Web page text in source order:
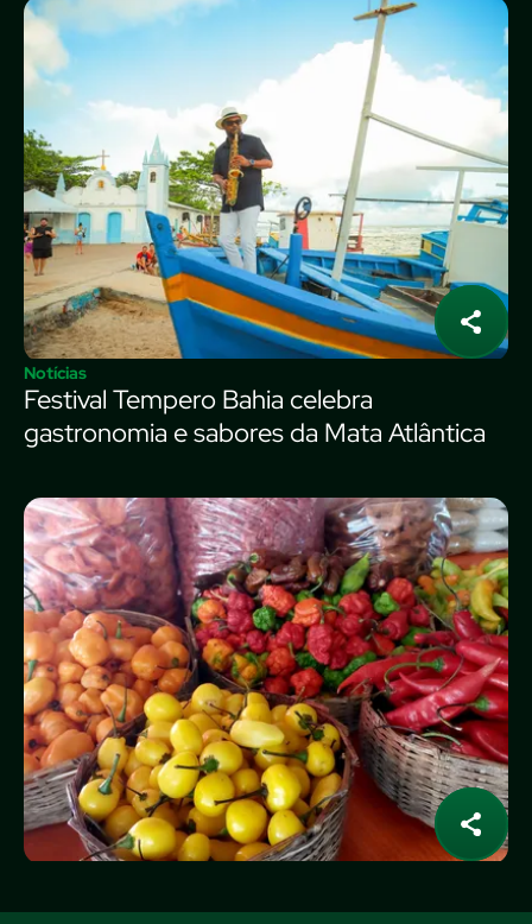
Notícias
Festival Tempero Bahia celebra
gastronomia e sabores da Mata Atlântica